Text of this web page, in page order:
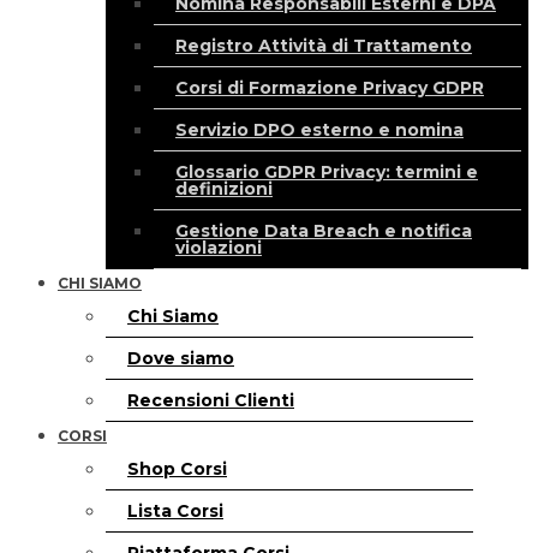
Registro Attività di Trattamento
Corsi di Formazione Privacy GDPR
Servizio DPO esterno e nomina
Glossario GDPR Privacy: termini e
definizioni
Gestione Data Breach e notifica
violazioni
CHI SIAMO
Chi Siamo
Dove siamo
Recensioni Clienti
CORSI
Shop Corsi
Lista Corsi